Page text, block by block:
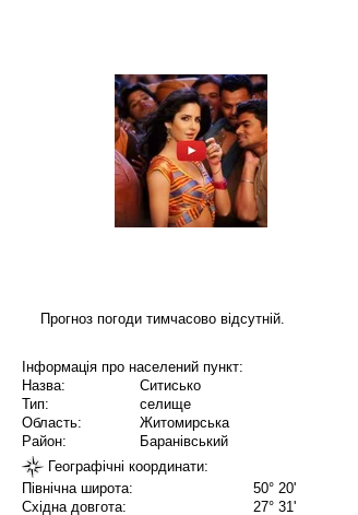
Прогноз погоди тимчасово відсутній.
Інформація про населений пункт:
Назва:
Ситисько
Тип:
селище
Область:
Житомирська
Район:
Баранівський
Географічні координати:
Північна широта:
50° 20'
Східна довгота:
27° 31'